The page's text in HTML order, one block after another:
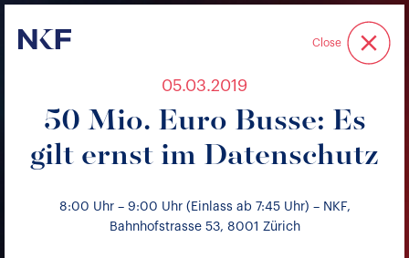
Niederer Kraft & Frey Close
05.03.2019
50 Mio. Euro Busse: Es
gilt ernst im Datenschutz
8:00 Uhr – 9:00 Uhr (Einlass ab 7:45 Uhr) – NKF,
Bahnhofstrasse 53, 8001 Zürich